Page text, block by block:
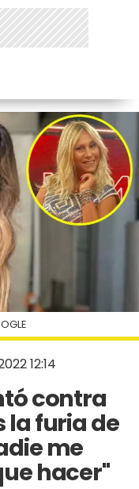
12:14
contra
la furia de
me
hacer"